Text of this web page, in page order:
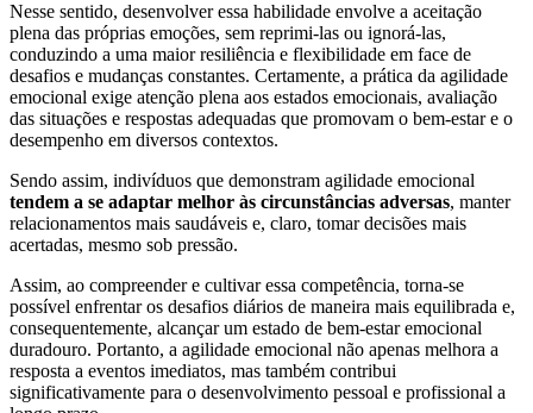
Nesse sentido, desenvolver essa habilidade envolve a aceitação
plena das próprias emoções, sem reprimi-las ou ignorá-las,
conduzindo a uma maior resiliência e flexibilidade em face de
desafios e mudanças constantes. Certamente, a prática da agilidade
emocional exige atenção plena aos estados emocionais, avaliação
das situações e respostas adequadas que promovam o bem-estar e o
desempenho em diversos contextos.
Sendo assim, indivíduos que demonstram agilidade emocional
tendem a se adaptar melhor às circunstâncias adversas, manter
relacionamentos mais saudáveis e, claro, tomar decisões mais
acertadas, mesmo sob pressão.
Assim, ao compreender e cultivar essa competência, torna-se
possível enfrentar os desafios diários de maneira mais equilibrada e,
consequentemente, alcançar um estado de bem-estar emocional
duradouro. Portanto, a agilidade emocional não apenas melhora a
resposta a eventos imediatos, mas também contribui
significativamente para o desenvolvimento pessoal e profissional a